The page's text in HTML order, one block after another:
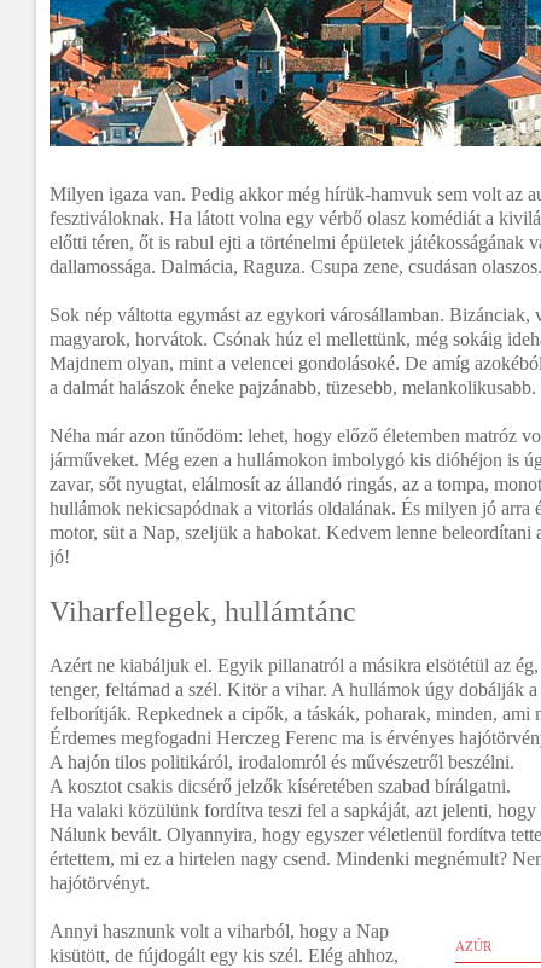
Milyen igaza van. Pedig akkor még hírük-hamvuk sem volt az
fesztiváloknak. Ha látott volna egy vérbő olasz komédiát a
előtti téren, őt is rabul ejti a történelmi épületek játékosságának
dallamossága. Dalmácia, Raguza. Csupa zene, csudásan
Sok nép váltotta egymást az egykori városállamban. Bizánciak,
magyarok, horvátok. Csónak húz el mellettünk, még sokáig
Majdnem olyan, mint a velencei gondolásoké. De amíg
a dalmát halászok éneke pajzánabb, tüzesebb, melankolikusabb.
Néha már azon tűnődöm: lehet, hogy előző életemben matróz
járműveket. Még ezen a hullámokon imbolygó kis dióhéjon is
zavar, sőt nyugtat, elálmosít az állandó ringás, az a tompa,
hullámok nekicsapódnak a vitorlás oldalának. És milyen jó arra
motor, süt a Nap, szeljük a habokat. Kedvem lenne beleordítani
jó!
Viharfellegek, hullámtánc
Azért ne kiabáljuk el. Egyik pillanatról a másikra elsötétül az
tenger, feltámad a szél. Kitör a vihar. A hullámok úgy dobálják
felborítják. Repkednek a cipők, a táskák, poharak, minden, ami
Érdemes megfogadni Herczeg Ferenc ma is érvényes
A hajón tilos politikáról, irodalomról és művészetről beszélni.
A kosztot csakis dicsérő jelzők kíséretében szabad bírálgatni.
Ha valaki közülünk fordítva teszi fel a sapkáját, azt jelenti, hogy
Nálunk bevált. Olyannyira, hogy egyszer véletlenül fordítva
értettem, mi ez a hirtelen nagy csend. Mindenki megnémult?
hajótörvényt.
AZÚR
Annyi hasznunk volt a viharból, hogy a Nap
kisütött, de fújdogált egy kis szél. Elég ahhoz,